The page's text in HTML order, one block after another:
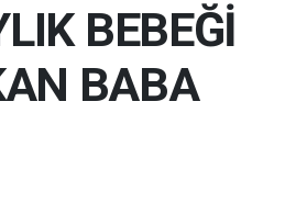
BEBEĞİ
BABA